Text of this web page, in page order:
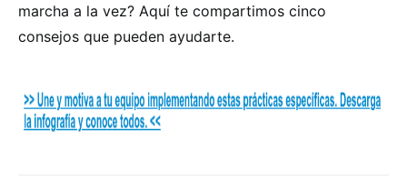
marcha a la vez? Aquí te compartimos cinco
consejos que pueden ayudarte.